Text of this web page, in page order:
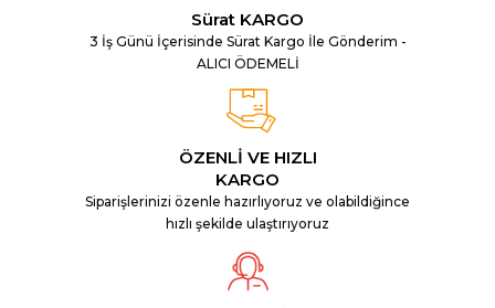
Sürat KARGO
3 İş Günü İçerisinde Sürat Kargo İle Gönderim -
ALICI ÖDEMELİ
ÖZENLİ VE HIZLI
KARGO
Siparişlerinizi özenle hazırlıyoruz ve olabildiğince
hızlı şekilde ulaştırıyoruz